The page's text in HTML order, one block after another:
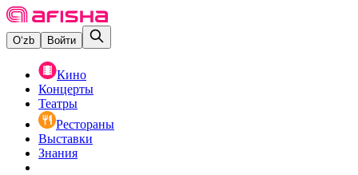
O‘zb Войти
Кино
Концерты
Театры
Рестораны
Выставки
Знания